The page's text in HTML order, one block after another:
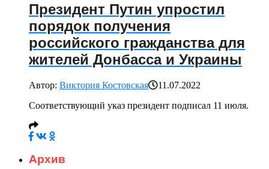
Президент Путин упростил
порядок получения
российского гражданства для
жителей Донбасса и Украины
Автор: Виктория Костовская
11.07.2022
Соответствующий указ президент подписал 11 июля.
Архив